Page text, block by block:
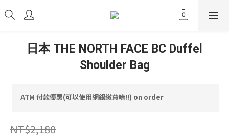
日本 THE NORTH FACE BC Duffel
Shoulder Bag
ATM 付款優惠(可以使用網銀繳費唷!!) on order
NT$2,180